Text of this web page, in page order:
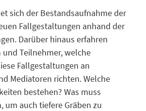
sich der Bestandsaufnahme der
Fallgestaltungen anhand der
Darüber hinaus erfahren
Teilnehmer, welche
Fallgestaltungen an
Mediatoren richten. Welche
bestehen? Was muss
um auch tiefere Gräben zu